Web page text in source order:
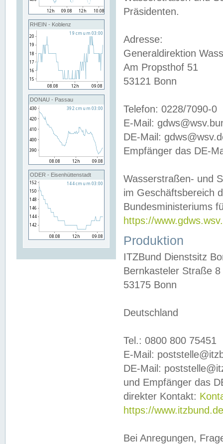
RHEIN - Koblenz
DONAU - Passau
ODER - Eisenhüttenstadt
Präsidenten.
Adresse:
Generaldirektion
Am Propsthof 51
53121 Bonn
Telefon: 0228/7090-0
E-Mail:
DE-Mail:
Empfänger das DE-
Wasserstraßen- und
im Geschäftsbereich
Bundesministeriums
https://
Produktion
ITZBund Dienstsitz
Bernkasteler Straße 8
53175 Bonn
Deutschland
Tel.: 0800 800 75451
E-Mail:
DE-Mail:
und Empfänger das
direkter Kontakt:
https://
Bei Anregungen,